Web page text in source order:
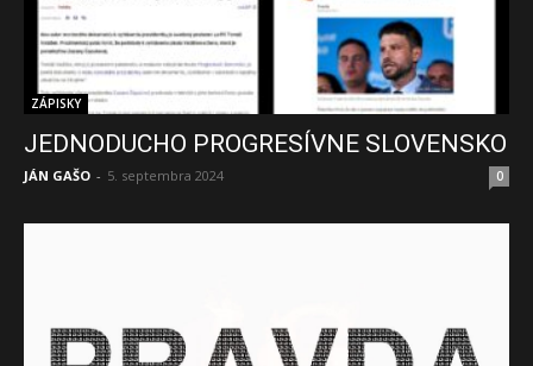
ZÁPISKY
JEDNODUCHO PROGRESÍVNE SLOVENSKO
JÁN GAŠO - 5. septembra 2024 0